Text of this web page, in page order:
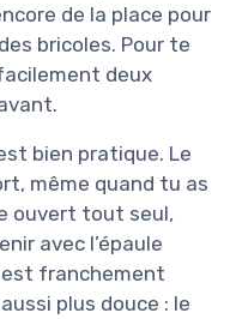
de la place pour
bricoles. Pour te
deux
bien pratique. Le
même quand tu as
ouvert tout seul,
avec l’épaule
est franchement
plus douce : le